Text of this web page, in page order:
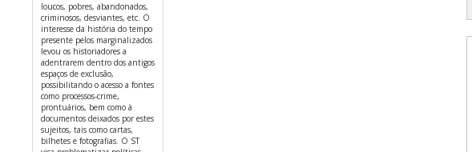
loucos, pobres, abandonados,
criminosos, desviantes, etc. O
interesse da história do tempo
presente pelos marginalizados
levou os historiadores a
adentrarem dentro dos antigos
espaços de exclusão,
possibilitando o acesso a fontes
como processos-crime,
prontuários, bem como à
documentos deixados por estes
sujeitos, tais como cartas,
bilhetes e fotografias. O ST